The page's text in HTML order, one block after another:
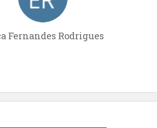
Fernandes Rodrigues